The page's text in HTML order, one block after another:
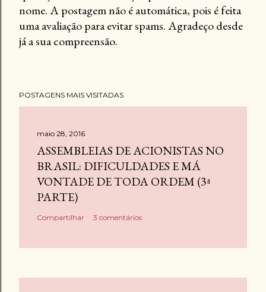
s
t
a
c
nome. A postagem não é automática, pois é feita
uma avaliação para evitar spams. Agradeço desde
já a sua compreensão.
POSTAGENS MAIS VISITADAS
maio 28, 2016
ASSEMBLEIAS DE ACIONISTAS NO
BRASIL: DIFICULDADES E MÁ
VONTADE DE TODA ORDEM (3ª
PARTE)
Compartilhar 3 comentários